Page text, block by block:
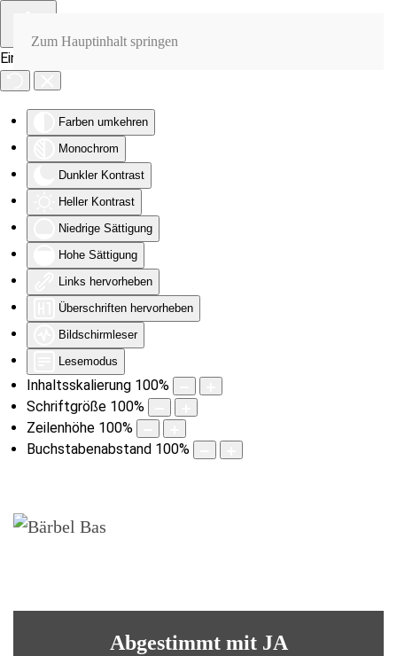
Eingabehilfen öffnen
Farben umkehren
Monochrom
Dunkler Kontrast
Heller Kontrast
Niedrige Sättigung
Hohe Sättigung
Links hervorheben
Überschriften hervorheben
Bildschirmleser
Lesemodus
Inhaltsskalierung 100%
Schriftgröße 100%
Zeilenhöhe 100%
Buchstabenabstand 100%
Zum Hauptinhalt springen
Abgestimmt mit JA